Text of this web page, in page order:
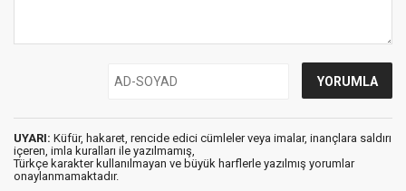
UYARI: Küfür, hakaret, rencide edici cümleler veya imalar, inançlara saldırı
içeren, imla kuralları ile yazılmamış,
Türkçe karakter kullanılmayan ve büyük harflerle yazılmış yorumlar
onaylanmamaktadır.